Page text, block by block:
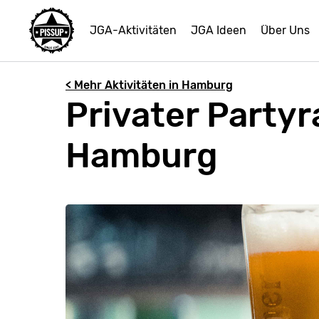
JGA-Aktivitäten JGA Ideen Über Uns
< Mehr Aktivitäten in Hamburg
Privater
Hamburg